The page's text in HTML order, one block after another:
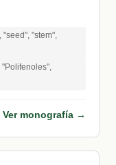
"seed", "stem",
Ver monografía →